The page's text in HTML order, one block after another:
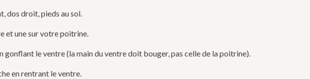
dos droit, pieds au sol.
et une sur votre poitrine.
gonflant le ventre (la main du ventre doit bouger, pas celle de la poitrine).
en rentrant le ventre.